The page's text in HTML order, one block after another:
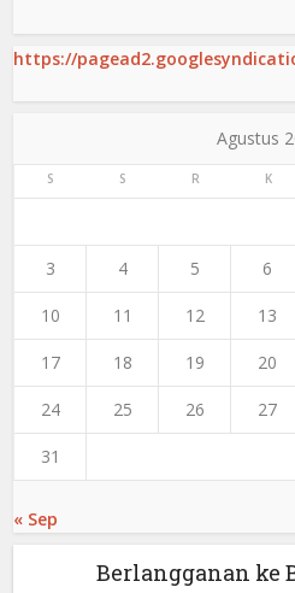
https://
Agustus
S S R K
3 4 5 6
10 11 12 13
17 18 19 20
24 25 26 27
31
« Sep
Berlangganan ke